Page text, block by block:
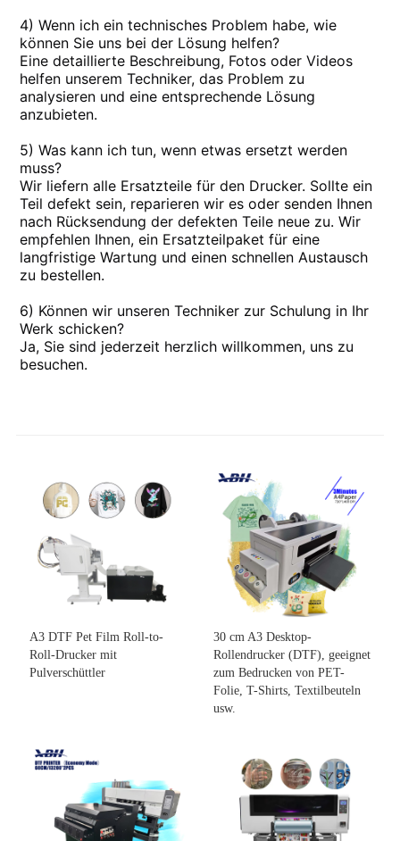
4) Wenn ich ein technisches Problem habe, wie
können Sie uns bei der Lösung helfen?
Eine detaillierte Beschreibung, Fotos oder Videos
helfen unserem Techniker, das Problem zu
analysieren und eine entsprechende Lösung
anzubieten.
5) Was kann ich tun, wenn etwas ersetzt werden
muss?
Wir liefern alle Ersatzteile für den Drucker. Sollte ein
Teil defekt sein, reparieren wir es oder senden Ihnen
nach Rücksendung der defekten Teile neue zu. Wir
empfehlen Ihnen, ein Ersatzteilpaket für eine
langfristige Wartung und einen schnellen Austausch
zu bestellen.
6) Können wir unseren Techniker zur Schulung in Ihr
Werk schicken?
Ja, Sie sind jederzeit herzlich willkommen, uns zu
besuchen.
A3 DTF Pet Film Roll-to-
Roll-Drucker mit
Pulverschüttler
30 cm A3 Desktop-
Rollendrucker (DTF), geeignet
zum Bedrucken von PET-
Folie, T-Shirts, Textilbeuteln
usw.